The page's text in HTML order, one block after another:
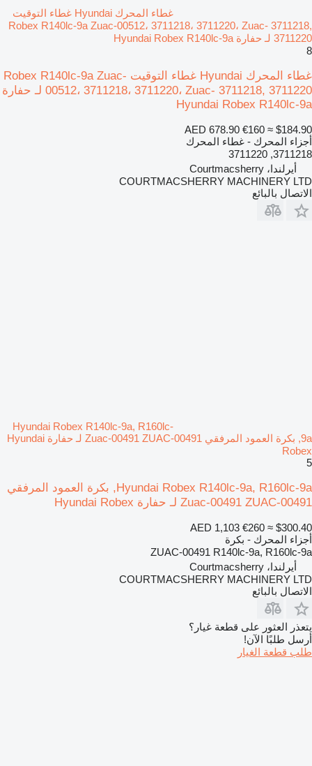
غطاء المحرك Hyundai غطاء التوقيت
Robex R140lc-9a Zuac-00512، 3711218، 3711220، Zuac- 3711218,
3711220 لـ حفارة Hyundai Robex R140lc-9a
8
غطاء المحرك Hyundai غطاء التوقيت Robex R140lc-9a Zuac-
00512، 3711218، 3711220، Zuac- 3711218, 3711220 لـ حفارة
Hyundai Robex R140lc-9a
AED 678.90 €160 ≈ $184.90
أجزاء المحرك - غطاء المحرك
3711218, 3711220
أيرلندا، Courtmacsherry
COURTMACSHERRY MACHINERY LTD
الاتصال بالبائع
Hyundai Robex R140lc-9a, R160lc-
9a, بكرة العمود المرفقي Zuac-00491 ZUAC-00491 لـ حفارة Hyundai
Robex
5
Hyundai Robex R140lc-9a, R160lc-9a, بكرة العمود المرفقي
Zuac-00491 ZUAC-00491 لـ حفارة Hyundai Robex
AED 1,103 €260 ≈ $300.40
أجزاء المحرك - بكرة
ZUAC-00491 R140lc-9a, R160lc-9a
أيرلندا، Courtmacsherry
COURTMACSHERRY MACHINERY LTD
الاتصال بالبائع
يتعذر العثور على قطعة غيار؟
أرسل طلبًا الآن!
طلب قطعة الغيار